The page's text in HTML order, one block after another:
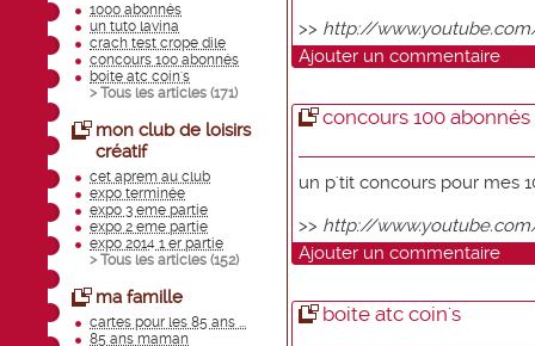
1000 abonnés
un tuto lavina
crach test crope dile
concours 100 abonnés
boite atc coin's
> Tous les articles (171)
mon club de loisirs
créatif
cet aprem au club
expo terminée
expo 3 eme partie
expo 2 eme partie
expo 2014 1 er partie
> Tous les articles (152)
ma famille
cartes pour les 85 ans ...
85 ans maman
>> http://
Ajouter un commentaire
concours 100 abonnés
un p'tit concours pour mes
>> http://
Ajouter un commentaire
boite atc coin's